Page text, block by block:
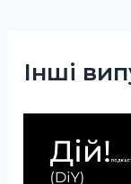
Інші